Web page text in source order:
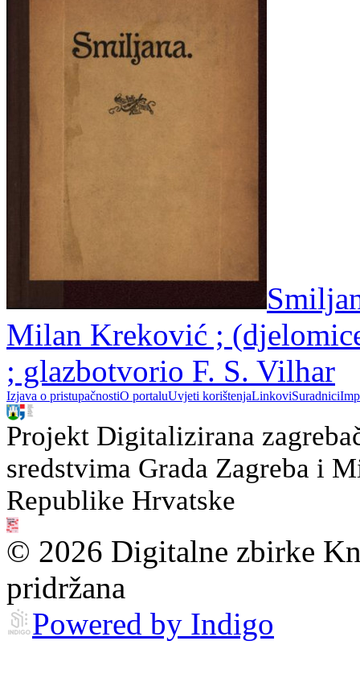
Milan Kreković ;
; glazbotvorio F. S. Vilhar
Izjava o pristupačnostiO portaluUvjeti korištenjaLinkoviSuradnici
Projekt Digitalizirana
sredstvima Grada Zagreba i
Republike Hrvatske
© 2026 Digitalne zbirke
pridržana
Powered by Indigo